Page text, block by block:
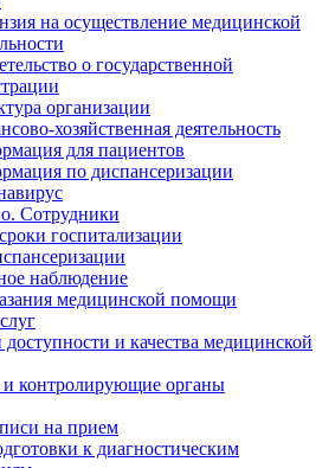
на осуществление медицинской
о государственной
организации
хозяйственная деятельность
для пациентов
по диспансеризации
Сотрудники
госпитализации
наблюдение
медицинской помощи
доступности и качества медицинской
контролирующие органы
на прием
к диагностическим